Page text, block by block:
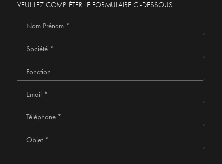
VEUILLEZ COMPLÉTER LE FORMULAIRE CI-DESSOUS